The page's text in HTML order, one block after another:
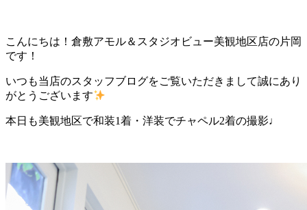
こんにちは！倉敷アモル＆スタジオビュー美観地区店の片岡
です！
いつも当店のスタッフブログをご覧いただきまして誠にあり
がとうございます
本日も美観地区で和装1着・洋装でチャペル2着の撮影♩